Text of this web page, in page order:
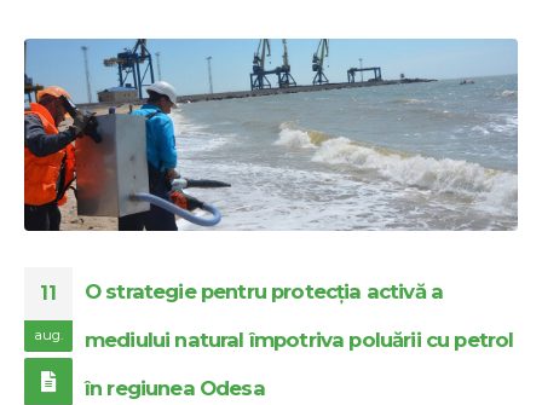
11
aug.
O strategie pentru protecția activă a
mediului natural împotriva poluării cu petrol
în regiunea Odesa